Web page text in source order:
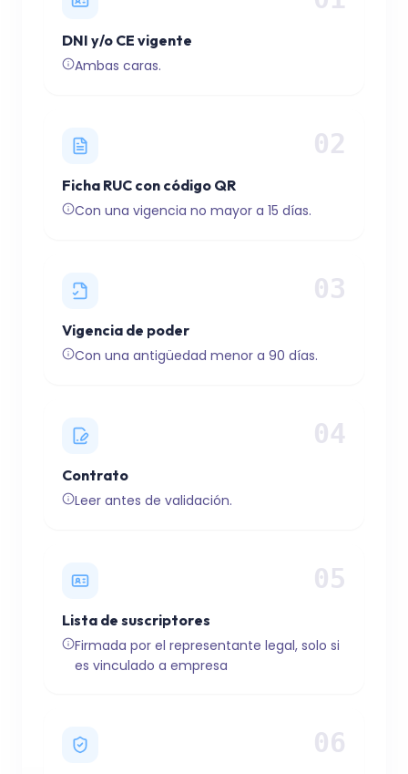
DNI y/o CE vigente
Ambas caras.
02
Ficha RUC con código QR
Con una vigencia no mayor a 15 días.
03
Vigencia de poder
Con una antigüedad menor a 90 días.
04
Contrato
Leer antes de validación.
05
Lista de suscriptores
Firmada por el representante legal, solo si
es vinculado a empresa
06